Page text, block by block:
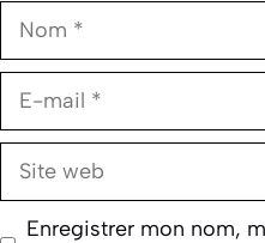
Nom
E-
Site
Enregistrer mon nom,